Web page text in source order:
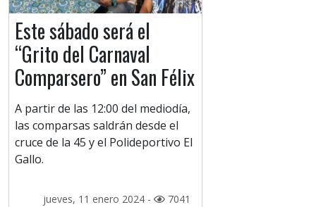
Este sábado será el
“Grito del Carnaval
Comparsero” en San Félix
A partir de las 12:00 del mediodía,
las comparsas saldrán desde el
cruce de la 45 y el Polideportivo El
Gallo.
jueves, 11 enero 2024 - 7041